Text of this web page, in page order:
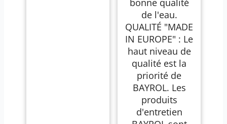
de l'eau.
QUALITÉ "MADE
IN EUROPE" : Le
haut niveau de
qualité est la
priorité de
BAYROL. Les
produits
d'entretien